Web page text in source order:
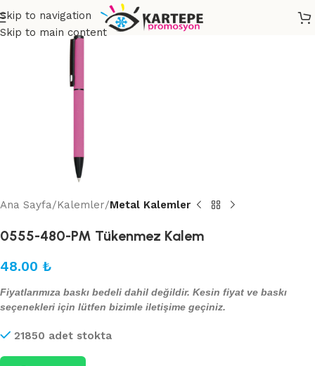
Skip to navigation
Skip to main content
Ana Sayfa Kalemler Metal Kalemler
0555-480-PM Tükenmez Kalem
48.00 ₺
Fiyatlarımıza baskı bedeli dahil değildir. Kesin fiyat ve baskı
seçenekleri için lütfen bizimle iletişime geçiniz.
21850 adet stokta